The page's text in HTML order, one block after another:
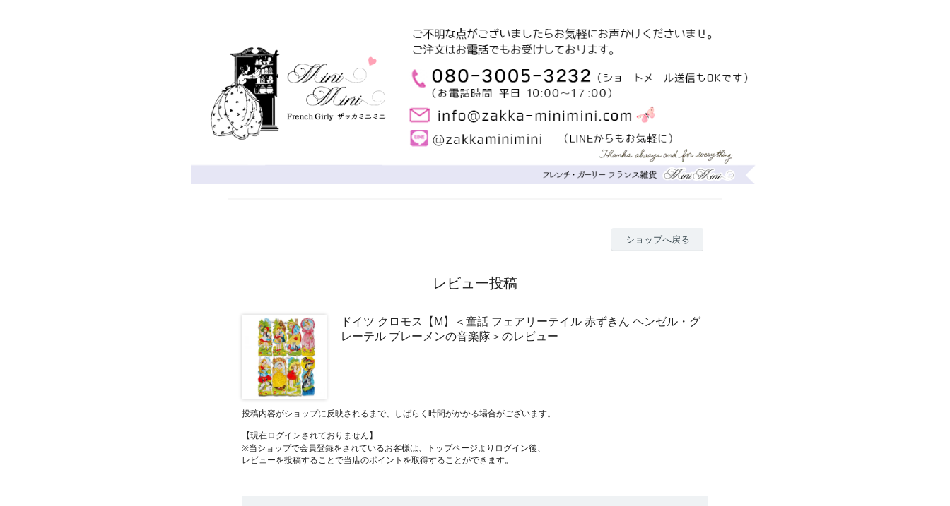
ショップへ戻る
レビュー投稿
ドイツ クロモス【M】＜童話 フェアリーテイル 赤ずきん ヘンゼル・グ
レーテル ブレーメンの音楽隊＞のレビュー
投稿内容がショップに反映されるまで、しばらく時間がかかる場合がございます。
【現在ログインされておりません】
※当ショップで会員登録をされているお客様は、トップページよりログイン後、
レビューを投稿することで当店のポイントを取得することができます。